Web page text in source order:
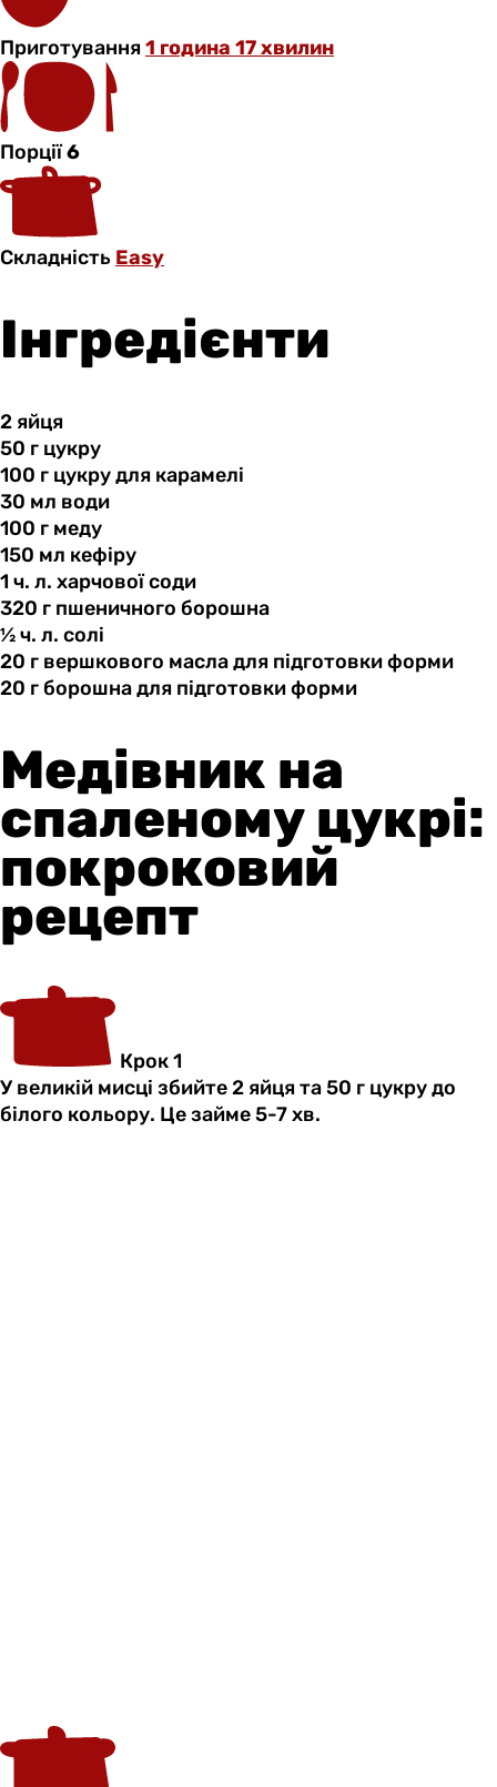
Приготування1 година 17 хвилин
Порції6
Складність Easy
Інгредієнти
2 яйця
50 г цукру
100 г цукрудля карамелі
30 мл води
100 г меду
150 мл кефіру
1 ч. л. харчової соди
320 г пшеничного борошна
½ ч. л. солі
20 г вершкового масла для підготовки форми
20 г борошнадля підготовки форми
Медівник на
спаленому цукрі:
покроковий
рецепт
Крок 1
У великій мисці збийте 2 яйця та 50 г цукру до
білого кольору. Це займе 5-7 хв.